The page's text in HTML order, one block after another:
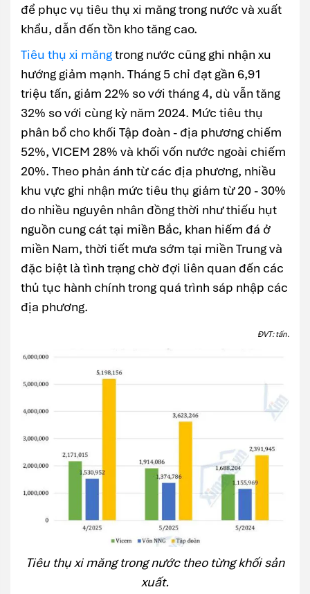
để phục vụ tiêu thụ xi măng trong nước và xuất
khẩu, dẫn đến tồn kho tăng cao.
Tiêu thụ xi măngtrong nước cũng ghi nhận xu
hướng giảm mạnh. Tháng 5 chỉ đạt gần 6,91
triệu tấn, giảm 22% so với tháng 4, dù vẫn tăng
32% so với cùng kỳ năm 2024. Mức tiêu thụ
phân bổ cho khối Tập đoàn - địa phương chiếm
52%, VICEM 28% và khối vốn nước ngoài chiếm
20%. Theo phản ánh từ các địa phương, nhiều
khu vực ghi nhận mức tiêu thụ giảm từ 20 - 30%
do nhiều nguyên nhân đồng thời như thiếu hụt
nguồn cung cát tại miền Bắc, khan hiếm đá ở
miền Nam, thời tiết mưa sớm tại miền Trung và
đặc biệt là tình trạng chờ đợi liên quan đến các
thủ tục hành chính trong quá trình sáp nhập các
địa phương.
ĐVT: tấn.
Tiêu thụ xi măng trong nước theo từng khối sản
xuất.